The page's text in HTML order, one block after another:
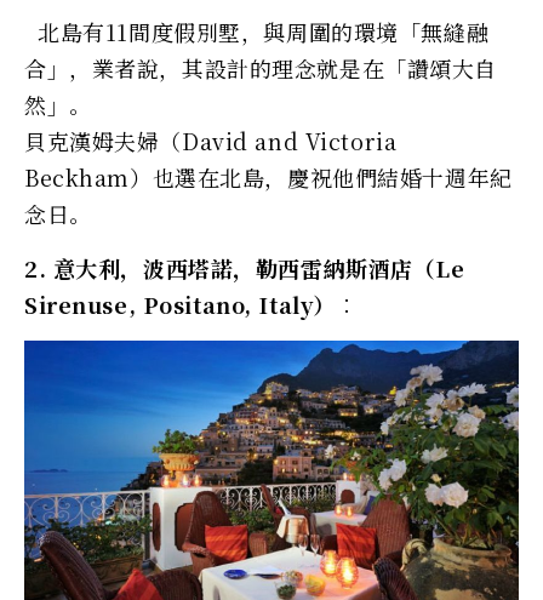
北島有11間度假別墅，與周圍的環境「無縫融
合」，業者說，其設計的理念就是在「讚頌大自
然」。
貝克漢姆夫婦（David and Victoria
Beckham）也選在北島，慶祝他們結婚十週年紀
念日。
2. 意大利，波西塔諾，勒西雷納斯酒店（Le
Sirenuse, Positano, Italy）︰